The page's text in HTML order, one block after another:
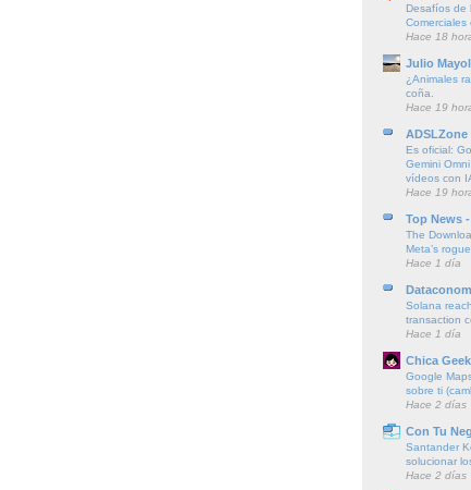
Desafíos de
Comerciales
Hace 18
Julio Mayol
¿Animales
coña.
Hace 19
ADSLZone
Es oficial:
Gemini
vídeos con
Hace 19
Top News
The
Meta’s
Hace 1 día
Solana
transaction
Hace 1 día
Chica Geek
Google
sobre ti
Hace 2 días
Con Tu
Santander
solucionar
Hace 2 días